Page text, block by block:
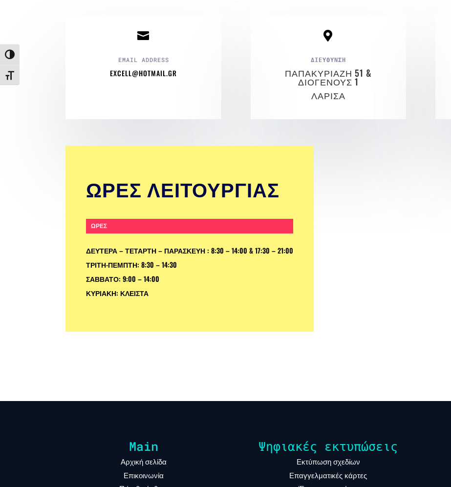
Toggle High Contrast
Toggle Font size

EMAIL ADDRESS
EXCELL@HOTMAIL.GR

ΔΙΕΥΘΥΝΣΗ
ΠΑΠΑΚΥΡΙΑΖΗ 51 &
ΔΙΟΓΕΝΟΥΣ 1
ΛΑΡΙΣΑ
ΩΡΕΣ ΛΕΙΤΟΥΡΓΙΑΣ
ΩΡΕΣ
ΔΕΥΤΕΡΑ – ΤΕΤΑΡΤΗ – ΠΑΡΑΣΚΕΥΗ : 8:30 – 14:00 & 17:30 – 21:00
ΤΡΙΤΗ-ΠΕΜΠΤΗ: 8:30 – 14:30
ΣΑΒΒΑΤΟ: 9:00 – 14:00
ΚΥΡΙΑΚΗ: ΚΛΕΙΣΤΑ
Main
Αρχική σελίδα
Επικοινωνία
Ψηφιακές εκτυπώσεις
Εκτύπωση σχεδίων
Επαγγελματικές κάρτες